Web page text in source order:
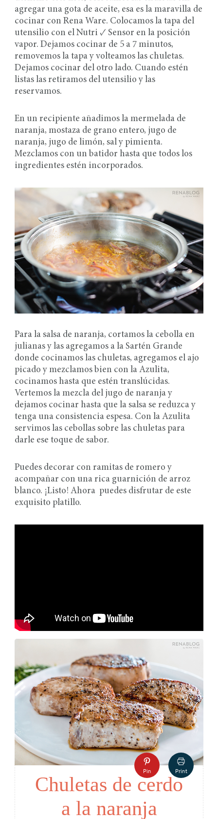
agregar una gota de aceite, esa es la maravilla de
cocinar con Rena Ware. Colocamos la tapa del
utensilio con el Nutri ✓ Sensor en la posición
vapor. Dejamos cocinar de 5 a 7 minutos,
removemos la tapa y volteamos las chuletas.
Dejamos cocinar del otro lado. Cuando estén
listas las retiramos del utensilio y las
reservamos.
En un recipiente añadimos la mermelada de
naranja, mostaza de grano entero, jugo de
naranja, jugo de limón, sal y pimienta.
Mezclamos con un batidor hasta que todos los
ingredientes estén incorporados.
Para la salsa de naranja, cortamos la cebolla en
julianas y las agregamos a la Sartén Grande
donde cocinamos las chuletas, agregamos el ajo
picado y mezclamos bien con la Azulita,
cocinamos hasta que estén translúcidas.
Vertemos la mezcla del jugo de naranja y
dejamos cocinar hasta que la salsa se reduzca y
tenga una consistencia espesa. Con la Azulita
servimos las cebollas sobre las chuletas para
darle ese toque de sabor.
Puedes decorar con ramitas de romero y
acompañar con una rica guarnición de arroz
blanco. ¡Listo! Ahora puedes disfrutar de este
exquisito platillo.
Pin Print
Chuletas de cerdo
a la naranja